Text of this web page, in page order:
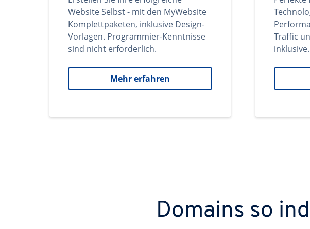
Website Selbst - mit den MyWebsite
Komplettpaketen, inklusive Design-
Vorlagen. Programmier-Kenntnisse
sind nicht erforderlich.
Mehr erfahren
Traffic
inklusive.
Domains so